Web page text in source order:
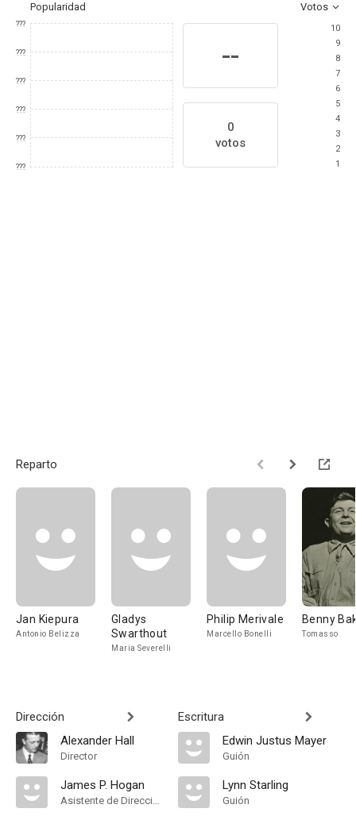
Popularidad Votos
???
???
???
???
???
???
--
0
votos
10
9
8
7
6
5
4
3
2
1
Reparto
Jan Kiepura
Antonio Belizza
Gladys
Swarthout
Maria Severelli
Philip Merivale
Marcello Bonelli
Benny
Tomasso
Dirección
Alexander Hall
Director
James P. Hogan
Asistente de Dirección
Escritura
Edwin Justus Mayer
Guión
Lynn Starling
Guión